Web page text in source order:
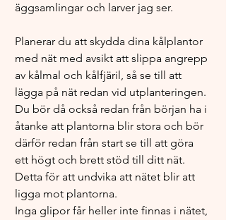
äggsamlingar och larver jag ser.
Planerar du att skydda dina kålplantor
med nät med avsikt att slippa angrepp
av kålmal och kålfjäril, så se till att
lägga på nät redan vid utplanteringen.
Du bör då också redan från början ha i
åtanke att plantorna blir stora och bör
därför redan från start se till att göra
ett högt och brett stöd till ditt nät.
Detta för att undvika att nätet blir att
ligga mot plantorna.
Inga glipor får heller inte finnas i nätet,